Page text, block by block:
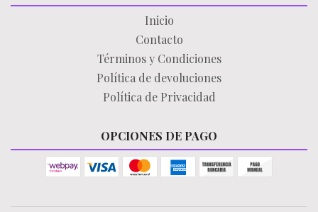
Inicio
Contacto
Términos y Condiciones
Política de devoluciones
Política de Privacidad
OPCIONES DE PAGO